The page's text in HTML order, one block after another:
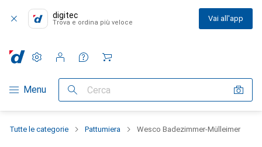
digitec
Trova e ordina più veloce Vai all'app
Categoria Navigazione
Menu Cerca
Impostazioni
Conto cliente
Liste di confronto
Liste dei desideri
Carrello
Tutte le categorie Pattumiera Wesco Badezimmer-Mülleimer